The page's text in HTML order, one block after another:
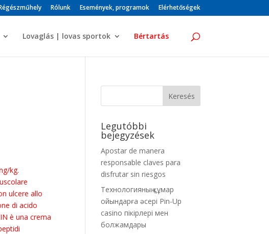
Rólunk Események, programok Elérhetőségek
Lovaglás | lovas sportok Bértartás
kg.
ulcere allo
di acido
è una crema
Legutóbbi
bejegyzések
Apostar de manera
responsable claves para
disfrutar sin riesgos
Технологияның құмар
ойындарға әсері Pin-Up
casino пікірлері мен
болжамдары